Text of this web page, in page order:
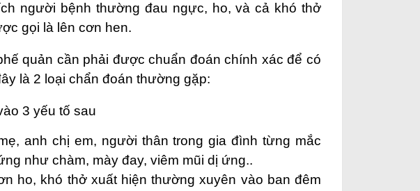
người bệnh thường đau ngực, ho, và cả khó thở
gọi là lên cơn hen.
quản cần phải được chuẩn đoán chính xác để có
là 2 loại chẩn đoán thường gặp:
3 yếu tố sau
anh chị em, người thân trong gia đình từng mắc
như chàm, mày đay, viêm mũi dị ứng..
ho, khó thở xuất hiện thường xuyên vào ban đêm